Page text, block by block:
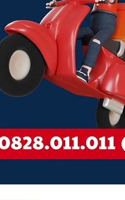
- (028)7300.2021 -